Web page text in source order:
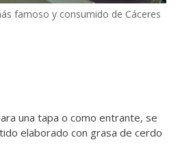
famoso y consumido de Cáceres
una tapa o como entrante, se
elaborado con grasa de cerdo